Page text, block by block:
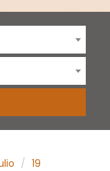
19